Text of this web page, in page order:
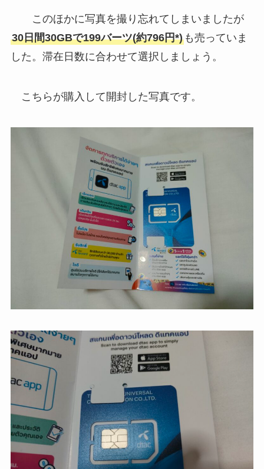
このほかに写真を撮り忘れてしまいましたが
30日間30GBで199バーツ(約796円*)も売っていま
した。滞在日数に合わせて選択しましょう。
こちらが購入して開封した写真です。